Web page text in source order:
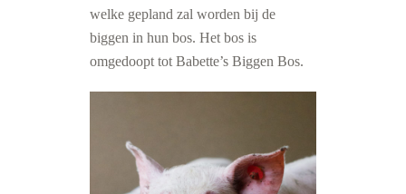
welke gepland zal worden bij de
biggen in hun bos. Het bos is
omgedoopt tot Babette’s Biggen Bos.